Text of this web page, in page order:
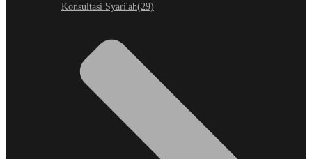
Konsultasi Syari'ah(29)